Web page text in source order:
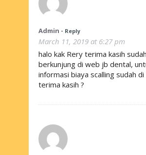
Admin - Reply
March 11, 2019 at 6:27 pm
halo kak Rery terima kasih sudah
berkunjung di web jb dental,
informasi biaya scalling sudah di
terima kasih ?